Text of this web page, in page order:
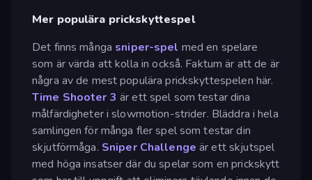
Mer populära prickskyttespel
Det finns många sniper-spel med en spelare
som är värda att kolla in också. Faktum är att de är
några av de mest populära prickskyttespelen här.
Time Shooter 3 är ett spel som testar dina
målfärdigheter i slowmotion-strider. Bläddra i hela
samlingen för många fler spel som testar din
skjutförmåga. Sniper Challengeär ett skjutspel
med höga insatser där du spelar som en prickskytt